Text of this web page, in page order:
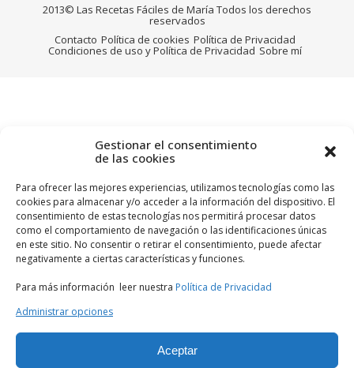
Gestionar el consentimiento
de las cookies
Para ofrecer las mejores experiencias, utilizamos tecnologías como las
cookies para almacenar y/o acceder a la información del dispositivo. El
consentimiento de estas tecnologías nos permitirá procesar datos
como el comportamiento de navegación o las identificaciones únicas
en este sitio. No consentir o retirar el consentimiento, puede afectar
negativamente a ciertas características y funciones.
Para más información leer nuestra Política de Privacidad
Administrar opciones
Aceptar
2013© Las Recetas Fáciles de María Todos los derechos
reservados
Contacto Política de cookies Política de Privacidad
Condiciones de uso y Política de Privacidad Sobre mí